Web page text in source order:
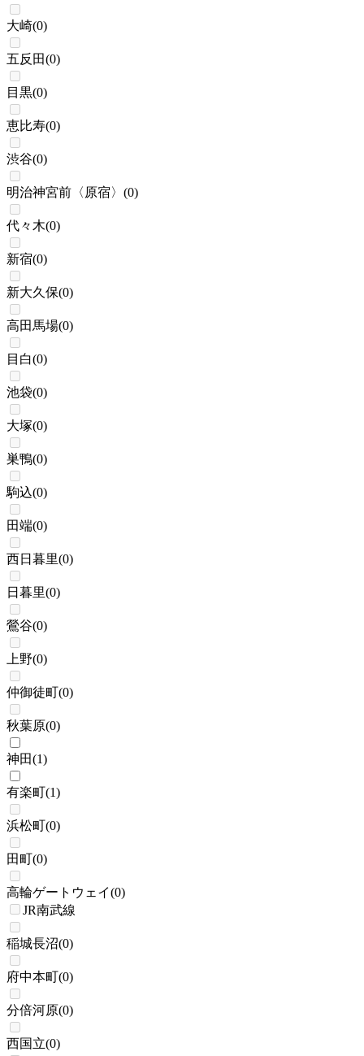
大崎(0)
五反田(0)
目黒(0)
恵比寿(0)
渋谷(0)
明治神宮前〈原宿〉 (0)
代々木(0)
新宿(0)
新大久保(0)
高田馬場(0)
目白(0)
池袋(0)
大塚(0)
巣鴨(0)
駒込(0)
田端(0)
西日暮里(0)
日暮里(0)
鶯谷(0)
上野(0)
仲御徒町(0)
秋葉原(0)
神田(1)
有楽町(1)
浜松町(0)
田町(0)
高輪ゲートウェイ(0)
JR南武線
稲城長沼(0)
府中本町(0)
分倍河原(0)
西国立(0)